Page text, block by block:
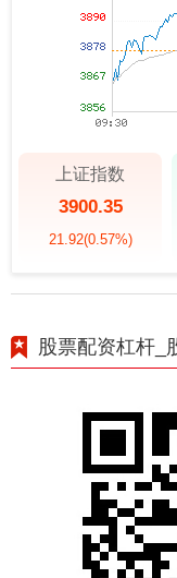
上证指数
3900.35
21.92(0.57%)
股票配资杠杆_